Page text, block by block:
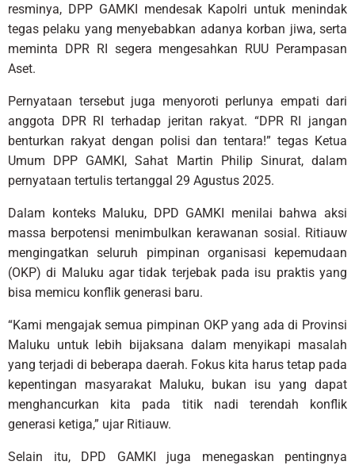
resminya, DPP GAMKI mendesak Kapolri untuk menindak
tegas pelaku yang menyebabkan adanya korban jiwa, serta
meminta DPR RI segera mengesahkan RUU Perampasan
Aset.
Pernyataan tersebut juga menyoroti perlunya empati dari
anggota DPR RI terhadap jeritan rakyat. “DPR RI jangan
benturkan rakyat dengan polisi dan tentara!” tegas Ketua
Umum DPP GAMKI, Sahat Martin Philip Sinurat, dalam
pernyataan tertulis tertanggal 29 Agustus 2025.
Dalam konteks Maluku, DPD GAMKI menilai bahwa aksi
massa berpotensi menimbulkan kerawanan sosial. Ritiauw
mengingatkan seluruh pimpinan organisasi kepemudaan
(OKP) di Maluku agar tidak terjebak pada isu praktis yang
bisa memicu konflik generasi baru.
“Kami mengajak semua pimpinan OKP yang ada di Provinsi
Maluku untuk lebih bijaksana dalam menyikapi masalah
yang terjadi di beberapa daerah. Fokus kita harus tetap pada
kepentingan masyarakat Maluku, bukan isu yang dapat
menghancurkan kita pada titik nadi terendah konflik
generasi ketiga,” ujar Ritiauw.
Selain itu, DPD GAMKI juga menegaskan pentingnya